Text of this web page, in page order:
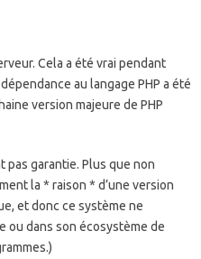
Cela a été vrai pendant
au langage PHP a été
version majeure de PHP
garantie. Plus que non
la * raison * d’une version
et donc ce système ne
ou dans son écosystème de